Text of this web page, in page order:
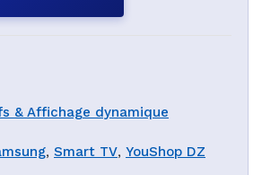
& Affichage dynamique
, Smart TV, YouShop DZ